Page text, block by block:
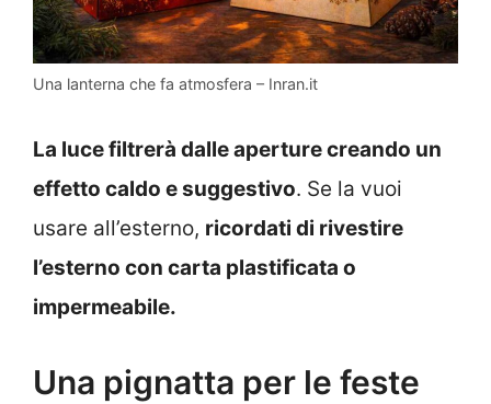
Una lanterna che fa atmosfera – Inran.it
La luce filtrerà dalle aperture creando un
effetto caldo e suggestivo. Se la vuoi
usare all’esterno, ricordati di rivestire
l’esterno con carta plastificata o
impermeabile.
Una pignatta per le feste